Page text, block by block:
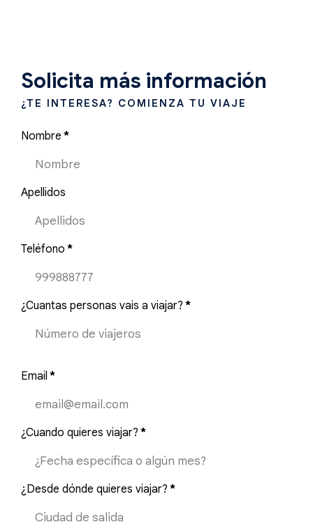
Solicita más información
¿TE INTERESA? COMIENZA TU VIAJE
Nombre *
Apellidos
Teléfono *
¿Cuantas personas vais a viajar? *
Email *
¿Cuando quieres viajar? *
¿Desde dónde quieres viajar? *